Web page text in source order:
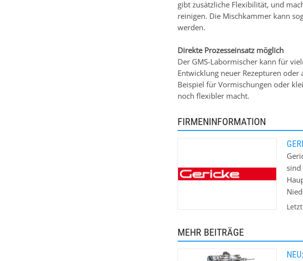
gibt zusätzliche Flexibilität, und
reinigen. Die Mischkammer kann
werden.
Direkte Prozesseinsatz möglich
Der GMS-Labormischer kann für
Entwicklung neuer Rezepturen oder
Beispiel für Vormischungen oder
noch flexibler macht.
FIRMENINFORMATION
sind
MEHR BEITRÄGE